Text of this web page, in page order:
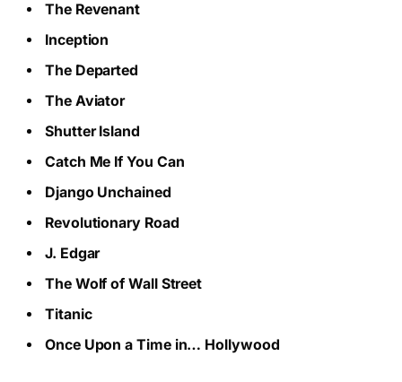
The Revenant
Inception
The Departed
The Aviator
Shutter Island
Catch Me If You Can
Django Unchained
Revolutionary Road
J. Edgar
The Wolf of Wall Street
Titanic
Once Upon a Time in… Hollywood